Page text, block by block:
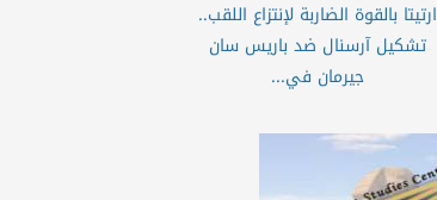
ارتيتا بالقوة الضاربة لإنتزاع اللقب..
تشكيل آرسنال ضد باريس سان
جيرمان في...